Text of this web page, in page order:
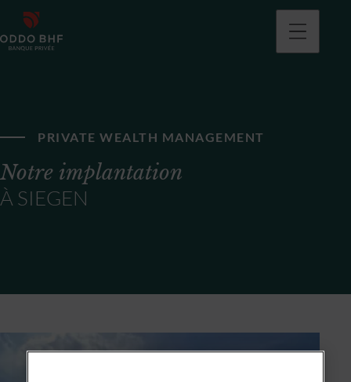
PRIVATE WEALTH MANAGEMENT
Notre implantation
À SIEGEN